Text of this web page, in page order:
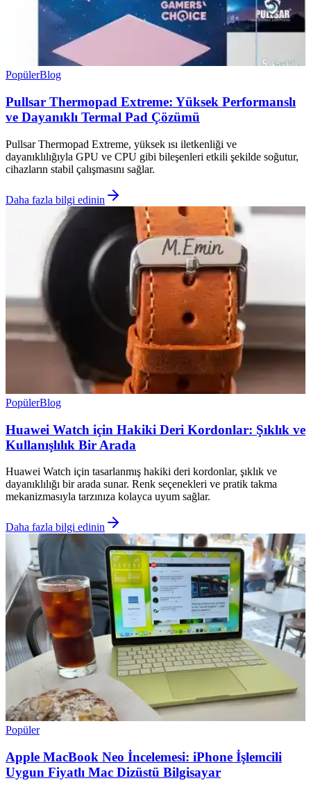
PopülerBlog
Pullsar Thermopad Extreme: Yüksek Performanslı
ve Dayanıklı Termal Pad Çözümü
Pullsar Thermopad Extreme, yüksek ısı iletkenliği ve
dayanıklılığıyla GPU ve CPU gibi bileşenleri etkili şekilde soğutur,
cihazların stabil çalışmasını sağlar.
Daha fazla bilgi edinin
PopülerBlog
Huawei Watch için Hakiki Deri Kordonlar: Şıklık ve
Kullanışlılık Bir Arada
Huawei Watch için tasarlanmış hakiki deri kordonlar, şıklık ve
dayanıklılığı bir arada sunar. Renk seçenekleri ve pratik takma
mekanizmasıyla tarzınıza kolayca uyum sağlar.
Daha fazla bilgi edinin
Popüler
Apple MacBook Neo İncelemesi: iPhone İşlemcili
Uygun Fiyatlı Mac Dizüstü Bilgisayar